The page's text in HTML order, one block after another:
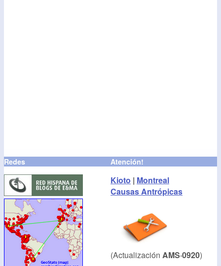
Redes Atención!
Kioto | Montreal
Causas Antrópicas
(Actualización AMS·0920)